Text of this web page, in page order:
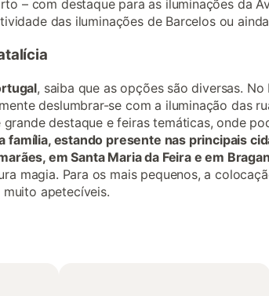
– com destaque para as iluminações da
das iluminações de Barcelos ou
, saiba que as opções são diversas.
deslumbrar-se com a iluminação das
destaque e feiras temáticas, onde
família, estando presente nas principais
em Santa Maria da Feira e em
magia. Para os mais pequenos, a
apetecíveis.